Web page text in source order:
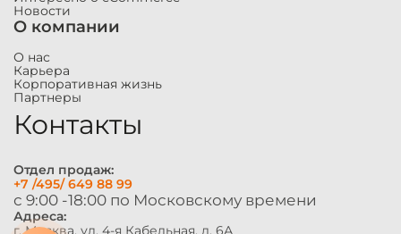
Новости
О компании
О нас
Карьера
Корпоративная жизнь
Партнеры
Контакты
Отдел продаж:
+7 /495/ 649 88 99
с 9:00 -18:00 по Московскому времени
Адреса:
г. Москва, ул. 4-я Кабельная, д. 6А